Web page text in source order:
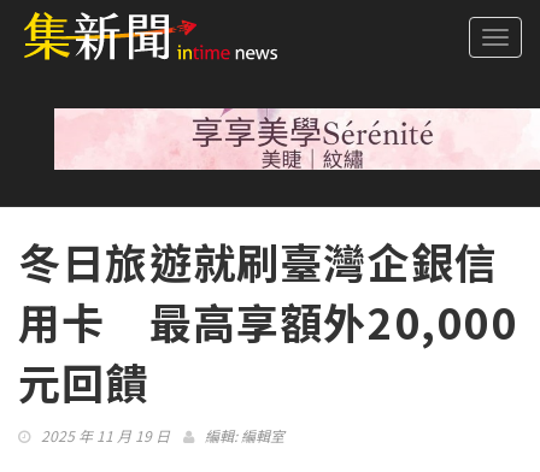
冬日旅遊就刷臺灣企銀信
用卡 最高享額外20,000
元回饋
2025 年 11 月 19 日 編輯:編輯室